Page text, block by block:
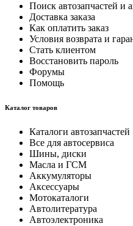
Поиск автозапчастей и
Доставка заказа
Как оплатить заказ
Условия возврата и
Стать клиентом
Восстановить пароль
Форумы
Помощь
Каталог товаров
Каталоги автозапчастей
Все для автосервиса
Шины, диски
Масла и ГСМ
Аккумуляторы
Аксессуары
Мотокаталоги
Автолитература
Автоэлектроника